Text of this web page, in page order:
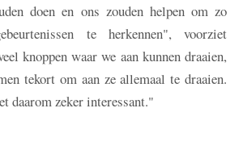
doen en ons zouden helpen om zo
te herkennen", voorziet
knoppen waar we aan kunnen draaien,
tekort om aan ze allemaal te draaien.
daarom zeker interessant."